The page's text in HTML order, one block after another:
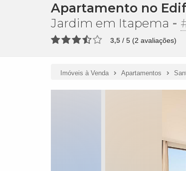
Apartamento no
Jardim em Itapema -
3,5 / 5 (2 avaliações)
Imóveis à Venda Apartamentos